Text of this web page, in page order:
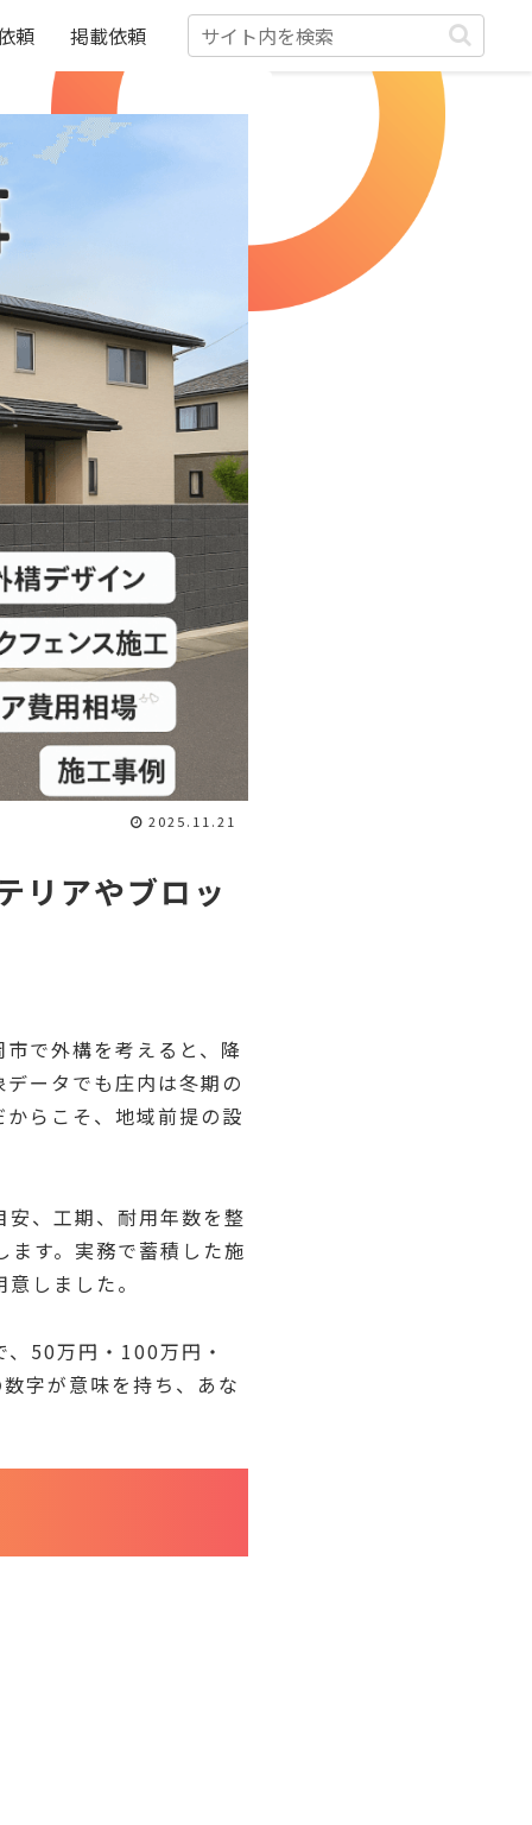
頼 掲載依頼
リアやブロッ
2025.11.21
で外構を考えると、降
ータでも庄内は冬期の
らこそ、地域前提の設
、工期、耐用年数を整
す。実務で蓄積した施
意しました。
50万円・100万円・
字が意味を持ち、あな